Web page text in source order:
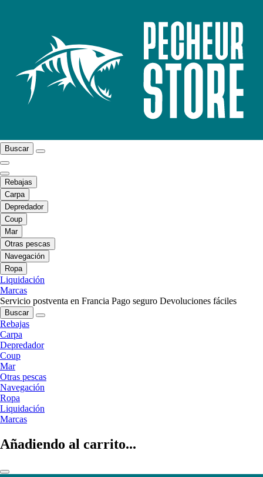
Buscar
Rebajas
Carpa
Depredador
Coup
Mar
Otras pescas
Navegación
Ropa
Liquidación
Marcas
Servicio postventa en Francia Pago seguro Devoluciones fáciles
Buscar
Rebajas
Carpa
Depredador
Coup
Mar
Otras pescas
Navegación
Ropa
Liquidación
Marcas
Añadiendo al carrito...